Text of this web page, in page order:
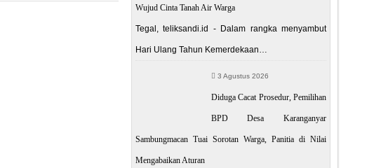
Wujud Cinta Tanah Air Warga
Tegal, teliksandi.id - Dalam rangka menyambut
Hari Ulang Tahun Kemerdekaan…
3 Agustus 2026
Diduga Cacat Prosedur, Pemilihan
BPD Desa Karanganyar
Sambungmacan Tuai Sorotan Warga, Panitia di Nilai
Mengabaikan Aturan